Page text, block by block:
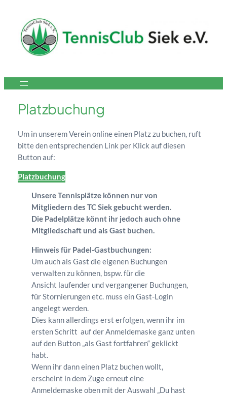
Platzbuchung
Um in unserem Verein online einen Platz zu buchen, ruft
bitte den entsprechenden Link per Klick auf diesen
Button auf:
Platzbuchung
Unsere Tennisplätze können nur von
Mitgliedern des TC Siek gebucht werden.
Die Padelplätze könnt ihr jedoch auch ohne
Mitgliedschaft und als Gast buchen.
Hinweis für Padel-Gastbuchungen:
Um auch als Gast die eigenen Buchungen
verwalten zu können, bspw. für die
Ansicht laufender und vergangener Buchungen,
für Stornierungen etc. muss ein Gast-Login
angelegt werden.
Dies kann allerdings erst erfolgen, wenn ihr im
ersten Schritt auf der Anmeldemaske ganz unten
auf den Button „als Gast fortfahren“ geklickt
habt.
Wenn ihr dann einen Platz buchen wollt,
erscheint in dem Zuge erneut eine
Anmeldemaske oben mit der Auswahl „Du hast